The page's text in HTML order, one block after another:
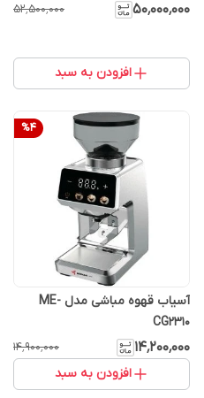
۵۰٬۰۰۰٬۰۰۰ ۵۲٬۵۰۰٬۰۰۰
افزودن به سبد
%4
آسیاب قهوه مباشی مدل ME-
CG2310
۱۴٬۲۰۰٬۰۰۰ ۱۴٬۹۰۰٬۰۰۰
افزودن به سبد